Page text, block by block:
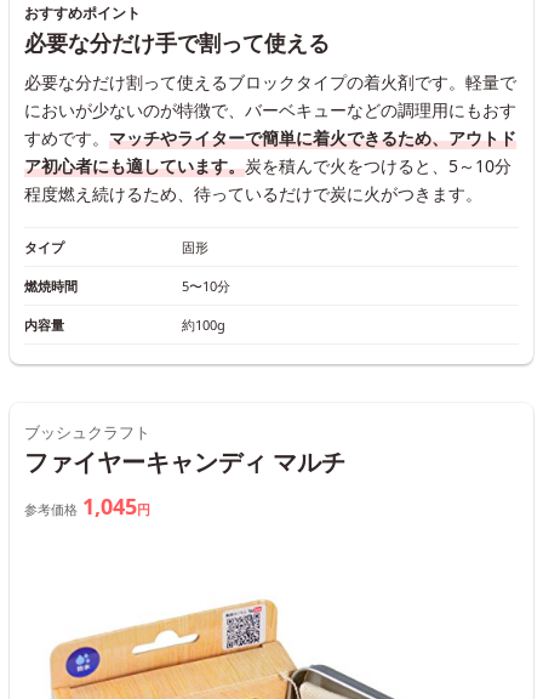
おすすめポイント
必要な分だけ手で割って使える
必要な分だけ割って使えるブロックタイプの着火剤です。軽量で
においが少ないのが特徴で、バーベキューなどの調理用にもおす
すめです。 マッチやライターで簡単に着火できるため、アウトド
ア初心者にも適しています。炭を積んで火をつけると、5～10分
程度燃え続けるため、待っているだけで炭に火がつきます。
タイプ 固形
燃焼時間 5〜10分
内容量 約100g
ブッシュクラフト
ファイヤーキャンディ マルチ
参考価格 1,045円